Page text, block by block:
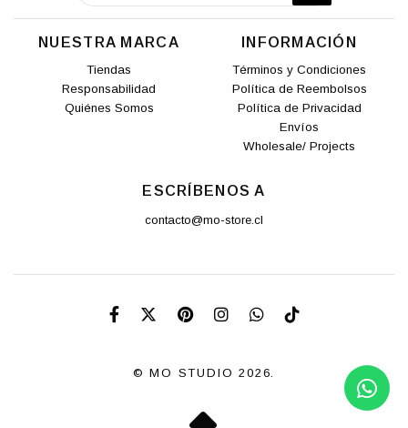
NUESTRA MARCA
Tiendas
Responsabilidad
Quiénes Somos
INFORMACIÓN
Términos y Condiciones
Política de Reembolsos
Política de Privacidad
Envíos
Wholesale/ Projects
ESCRÍBENOS A
contacto@mo-store.cl
© MO STUDIO 2026.